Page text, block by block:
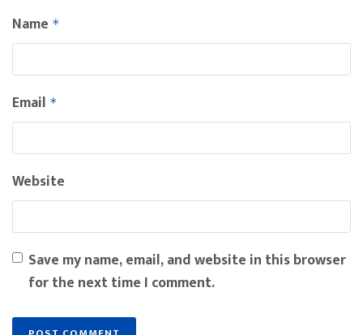
Name *
Email *
Website
Save my name, email, and website in this browser
for the next time I comment.